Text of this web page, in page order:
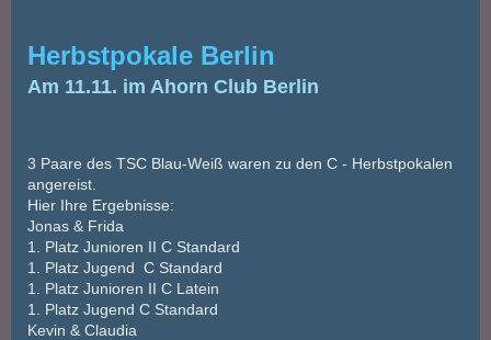
Herbstpokale Berlin
Am 11.11. im Ahorn Club Berlin
3 Paare des TSC Blau-Weiß waren zu den C - Herbstpokalen
angereist.
Hier Ihre Ergebnisse:
Jonas & Frida
1. Platz Junioren II C Standard
1. Platz Jugend C Standard
1. Platz Junioren II C Latein
1. Platz Jugend C Standard
Kevin & Claudia